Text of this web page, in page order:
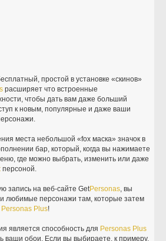
простой в установке «скинов»
расширяет что встроенные
чтобы дать вам даже больший
к новым, популярные и даже ваши
места небольшой «fox маска» значок в
бар, который, когда вы нажимаете
где можно выбрать, изменить или даже
персоной.
запись на веб-сайте GetPersonas, вы
любимые персонажи там, которые затем
Personas Plus!
является способность для Personas Plus
ваши обои. Если вы выбираете, к примеру,